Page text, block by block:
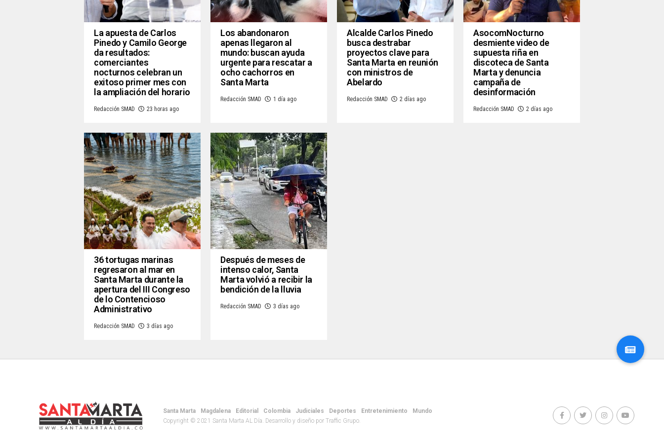
La apuesta de Carlos
Pinedo y Camilo George
da resultados:
comerciantes
nocturnos celebran un
exitoso primer mes con
la ampliación del horario
Redacción SMAD 23 horas ago
Los abandonaron
apenas llegaron al
mundo: buscan ayuda
urgente para rescatar a
ocho cachorros en
Santa Marta
Redacción SMAD 1 día ago
Alcalde Carlos Pinedo
busca destrabar
proyectos clave para
Santa Marta en reunión
con ministros de
Abelardo
Redacción SMAD 2 días ago
AsocomNocturno
desmiente video de
supuesta riña en
discoteca de Santa
Marta y denuncia
campaña de
desinformación
Redacción SMAD 2 días ago
36 tortugas marinas
regresaron al mar en
Santa Marta durante la
apertura del III Congreso
de lo Contencioso
Administrativo
Redacción SMAD 3 días ago
Después de meses de
intenso calor, Santa
Marta volvió a recibir la
bendición de la lluvia
Redacción SMAD 3 días ago
Santa Marta Magdalena Editorial Colombia Judiciales Deportes Entretenimiento
Mundo
Copyright © 2021 Santa Marta AL Día. Desarrollo y diseño por Traffic Grupo.